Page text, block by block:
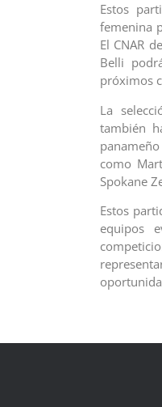
Estos
femenina
El CNAR
Belli
próximos
La
también
como
Spokane
Estos
equipos